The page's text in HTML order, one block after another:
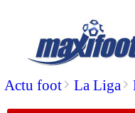
Actu foot> La Liga>
Lyon:
03/04 PSG: un
: